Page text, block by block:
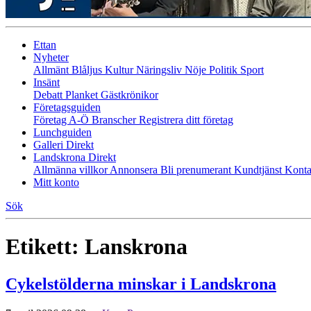
Ettan
Nyheter
Allmänt Blåljus KulturNäringsliv Nöje Politik Sport
Insänt
Debatt Planket Gästkrönikor
Företagsguiden
Företag A-Ö BranscherRegistrera ditt företag
Lunchguiden
Galleri Direkt
Landskrona Direkt
Allmänna villkorAnnonsera Bli prenumerant Kundtjänst
Mitt konto
Sök
Etikett: Lanskrona
Cykelstölderna minskar i Landskrona